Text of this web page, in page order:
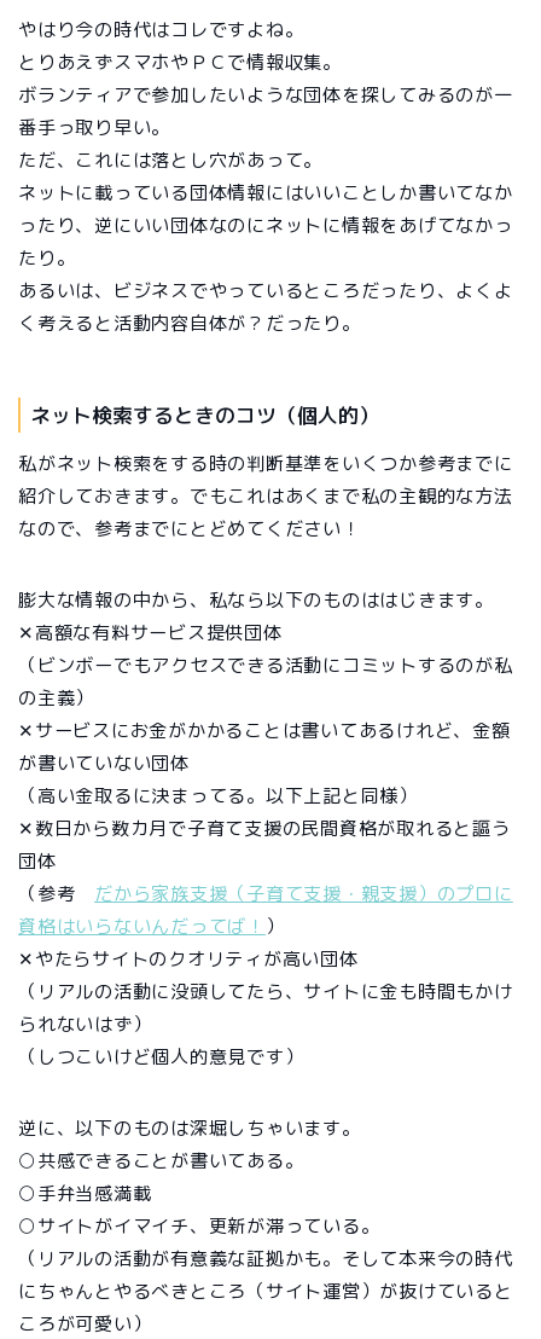
やはり今の時代はコレですよね。
とりあえずスマホやＰＣで情報収集。
ボランティアで参加したいような団体を探してみるのが一
番手っ取り早い。
ただ、これには落とし穴があって。
ネットに載っている団体情報にはいいことしか書いてなか
ったり、逆にいい団体なのにネットに情報をあげてなかっ
たり。
あるいは、ビジネスでやっているところだったり、よくよ
く考えると活動内容自体が？だったり。
ネット検索するときのコツ（個人的）
私がネット検索をする時の判断基準をいくつか参考までに
紹介しておきます。でもこれはあくまで私の主観的な方法
なので、参考までにとどめてください！
膨大な情報の中から、私なら以下のものははじきます。
✕高額な有料サービス提供団体
（ビンボーでもアクセスできる活動にコミットするのが私
の主義）
✕サービスにお金がかかることは書いてあるけれど、金額
が書いていない団体
（高い金取るに決まってる。以下上記と同様）
✕数日から数カ月で子育て支援の民間資格が取れると謳う
団体
（参考 だから家族支援（子育て支援・親支援）のプロに
資格はいらないんだってば！ ）
✕やたらサイトのクオリティが高い団体
（リアルの活動に没頭してたら、サイトに金も時間もかけ
られないはず）
（しつこいけど個人的意見です）
逆に、以下のものは深堀しちゃいます。
○共感できることが書いてある。
○手弁当感満載
○サイトがイマイチ、更新が滞っている。
（リアルの活動が有意義な証拠かも。そして本来今の時代
にちゃんとやるべきところ（サイト運営）が抜けていると
ころが可愛い）